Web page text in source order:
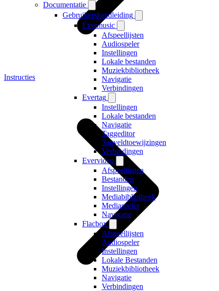
Documentatie
Gebruikershandleiding
Evermusic
Afspeellijsten
Audiospeler
Instellingen
Lokale bestanden
Muziekbibliotheek
Navigatie
Verbindingen
Evertag
Instellingen
Lokale bestanden
Navigatie
Taggeditor
Tagveldtoewijzingen
Verbindingen
Evervideo
Afspeellijsten
Bestanden
Instellingen
Mediabibliotheek
Mediaspeler
Navigatie
Flacbox
Afspeellijsten
Audiospeler
Instellingen
Lokale Bestanden
Muziekbibliotheek
Navigatie
Verbindingen
Instructies